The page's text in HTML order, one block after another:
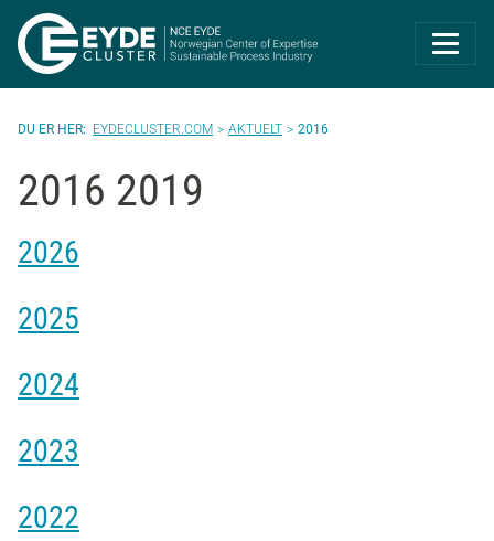
Eyde-Cluster |
EYDECLUSTER.COM AKTUELT 2016
2016 2019
2026
2025
2024
2023
2022